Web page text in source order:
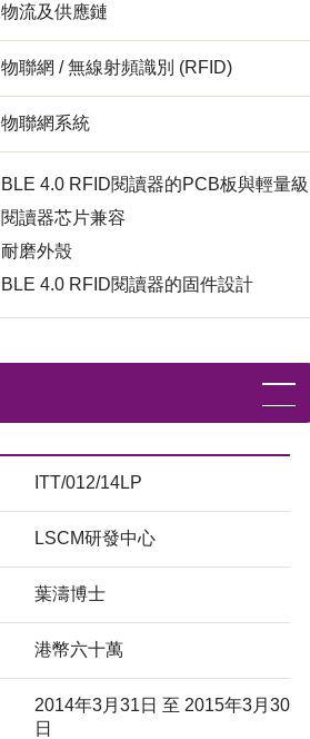
物流及供應鏈
物聯網 / 無線射頻識別 (RFID)
物聯網系統
BLE 4.0 RFID閱讀器的PCB板與輕量級
閱讀器芯片兼容
耐磨外殼
BLE 4.0 RFID閱讀器的固件設計
ITT/012/14LP
LSCM研發中心
葉濤博士
港幣六十萬
2014年3月31日 至 2015年3月30
日